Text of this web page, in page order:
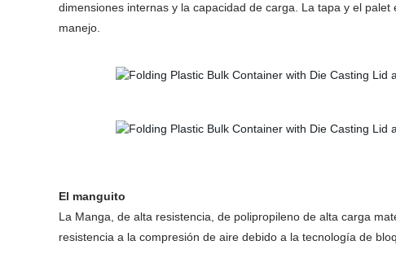
dimensiones internas y la capacidad de carga. La tapa y el
manejo.
El manguito
La Manga, de alta resistencia, de polipropileno de alta carga
resistencia a la compresión de aire debido a la tecnología de